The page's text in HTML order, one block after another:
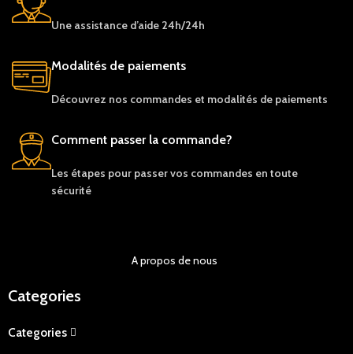
Une assistance d’aide 24h/24h
Modalités de paiements
Découvrez nos commandes et modalités de paiements
Comment passer la commande?
Les étapes pour passer vos commandes en toute
sécurité
A propos de nous
Categories
Categories